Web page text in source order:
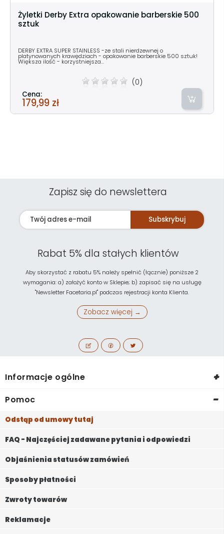
Żyletki Derby Extra opakowanie barberskie 500
sztuk
DERBY EXTRA SUPER STAINLESS -ze stali nierdzewnej o
platynowanych krawędziach - opakowanie barberskie 500 sztuk!
Większa ilość - korzystniejsza...
(0)
Cena:
179,99 zł
Zapisz się do newslettera
Subskrybuj
Rabat 5% dla stałych klientów
Aby skorzystać z rabatu 5% należy spełnić (łącznie) poniższe 2
wymagania: a) założyć konto w Sklepie; b) zapisać się na usługę
"Newsletter Facetaria.pl" podczas rejestracji konta Klienta.
Zobacz więcej →
Informacje ogólne +
Pomoc -
Odstąp od umowy tutaj
FAQ - Najczęściej zadawane pytania i odpowiedzi
Objaśnienia statusów zamówień
Sposoby płatności
Zwroty towarów
Reklamacje